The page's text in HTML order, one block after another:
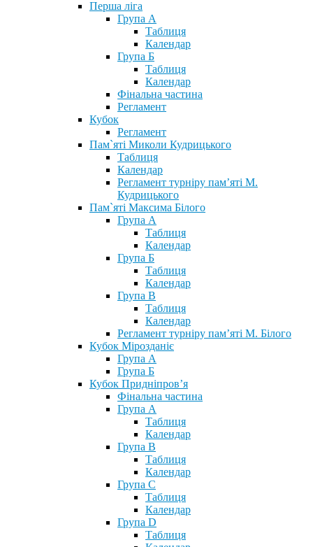
Перша ліга
Група А
Таблиця
Календар
Група Б
Таблиця
Календар
Фінальна частина
Регламент
Кубок
Регламент
Пам`яті Миколи Кудрицького
Таблиця
Календар
Регламент турніру пам’яті М.
Кудрицького
Пам`яті Максима Білого
Група А
Таблиця
Календар
Група Б
Таблиця
Календар
Група В
Таблиця
Календар
Регламент турніру пам’яті М. Білого
Кубок Мірозданіє
Група А
Група Б
Кубок Придніпров’я
Фінальна частина
Група А
Таблиця
Календар
Група В
Таблиця
Календар
Група С
Таблиця
Календар
Група D
Таблиця